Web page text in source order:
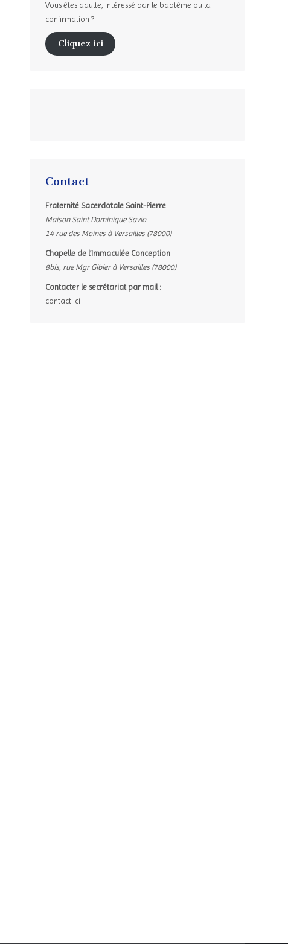
Vous êtes adulte, intéressé par le baptême ou la
confirmation ?
Cliquez ici
Contact
Fraternité Sacerdotale Saint-Pierre
Maison Saint Dominique Savio
14 rue des Moines à Versailles (78000)
Chapelle de l’Immaculée Conception
8bis, rue Mgr Gibier à Versailles (78000)
Contacter le secrétariat par mail :
contact ici